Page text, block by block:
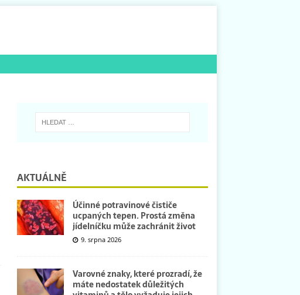
AKTUÁLNĚ
Účinné potravinové čističe
ucpaných tepen. Prostá změna
jídelníčku může zachránit život
9. srpna 2026
Varovné znaky, které prozradí, že
máte nedostatek důležitých